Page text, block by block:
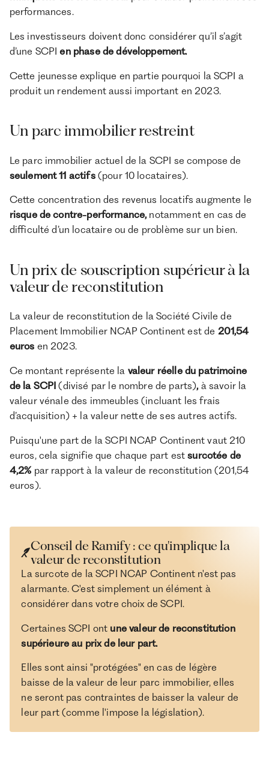
performances.
Les investisseurs doivent donc considérer qu’il s’agit
d’une SCPIen phase de développement.
Cette jeunesse explique en partie pourquoi la SCPI a
produit un rendement aussi important en 2023.
Un parc immobilier restreint
Le parc immobilier actuel de la SCPI se compose de
seulement 11 actifs(pour 10 locataires).
Cette concentration des revenus locatifs augmente le
risque de contre-performance, notamment en cas de
difficulté d’un locataire ou de problème sur un bien.
Un prix de souscription supérieur à la
valeur de reconstitution
La valeur de reconstitution de la Société Civile de
Placement Immobilier NCAP Continent est de 201,54
euros en 2023.
Ce montant représente la valeur réelle du patrimoine
de la SCPI(divisé par le nombre de parts), à savoir la
valeur vénale des immeubles (incluant les frais
d’acquisition) + la valeur nette de ses autres actifs.
Puisqu'une part de la SCPI NCAP Continent vaut 210
euros, cela signifie que chaque part est surcotée de
4,2% par rapport à la valeur de reconstitution (201,54
euros).
Conseil de Ramify : ce qu'implique la
valeur de reconstitution
La surcote de la SCPI NCAP Continent n'est pas
alarmante. C'est simplement un élément à
considérer dans votre choix de SCPI.
Certaines SCPI ont une valeur de reconstitution
supérieure au prix de leur part.
Elles sont ainsi "protégées" en cas de légère
baisse de la valeur de leur parc immobilier, elles
ne seront pas contraintes de baisser la valeur de
leur part (comme l'impose la législation).